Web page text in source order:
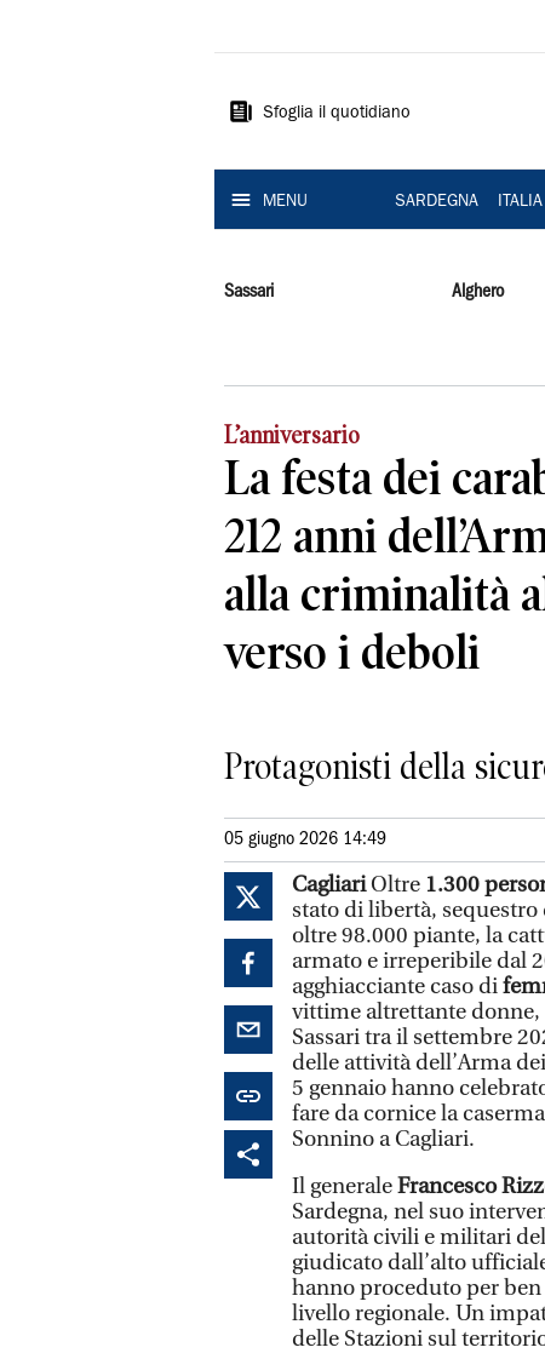
Sardegna
Sfoglia il quotidiano
MENU SARDEGNA
Sassari Alghero
L’anniversario
La festa dei
212 anni
alla criminalità
verso i deboli
Protagonisti della
05 giugno 2026 14:49
CagliariOltre 1.300
stato di libertà,
oltre 98.000 piante, la
armato e irreperibile dal
agghiacciante caso di
vittime altrettante donne,
Sassari tra il settembre
delle attività dell’Arma
5 gennaio hanno
fare da cornice la
Sonnino a Cagliari.
Il generaleFrancesco
Sardegna, nel suo
autorità civili e militari
giudicato dall’alto
hanno proceduto per
livello regionale. Un
delle Stazioni sul